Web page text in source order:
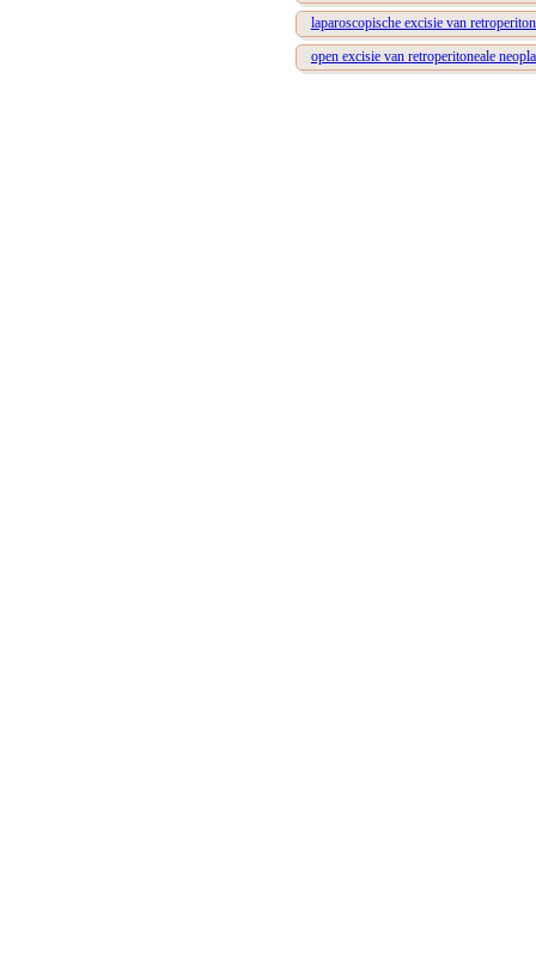
laparoscopische excisie van
open excisie van retroperitoneale